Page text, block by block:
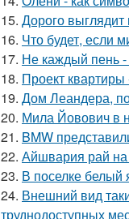
15. Дорого
16. Что будет, если
17. Не каждый пень -
18. Проект
19. Дом Леандера,
20. Мила Йовович в
21. BMW
22. Айшвария рай на
23. В поселке белый
24. Внешний вид
труднодоступных